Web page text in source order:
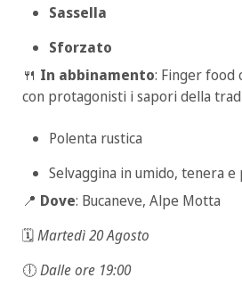
Sassella
Sforzato
🍴 In abbinamento: Finger food
con protagonisti i sapori della
Polenta rustica
Selvaggina in umido, tenera
📍 Dove: Bucaneve, Alpe Motta
🗓️Martedì 20 Agosto
🕕Dalle ore 19:00